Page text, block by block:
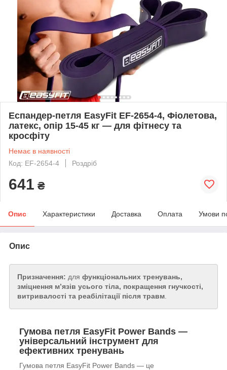
Еспандер-петля EasyFit EF-2654-4, Фіолетова,
латекс, опір 15-45 кг — для фітнесу та
кросфіту
Немає в наявності
Код: EF-2654-4
Роздріб
641 ₴
Опис Характеристики Доставка Оплата Умови
Опис
Призначення: для функціональних тренувань,
зміцнення м’язів усього тіла, покращення гнучкості,
витривалості та реабілітації після травм
Гумова петля EasyFit Power Bands —
універсальний інструмент для
ефективних тренувань
Гумова петля EasyFit Power Bands — це